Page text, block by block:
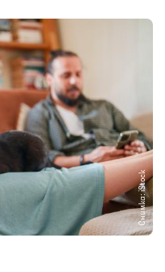
Снимка: iStock